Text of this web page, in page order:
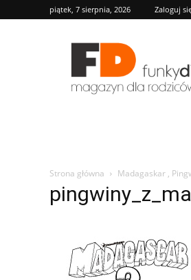
piątek, 7 sierpnia, 2026 Zaloguj
FD
Strona główna Madagaskar ,